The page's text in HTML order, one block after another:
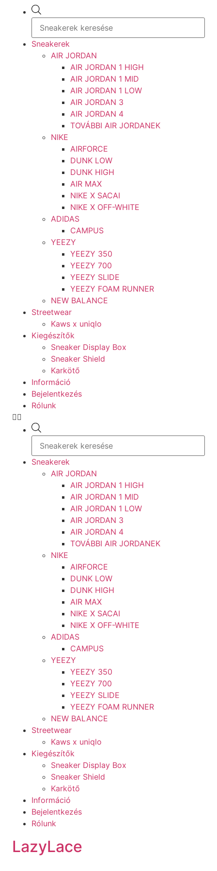
Sneakerek
AIR JORDAN
AIR JORDAN 1 HIGH
AIR JORDAN 1 MID
AIR JORDAN 1 LOW
AIR JORDAN 3
AIR JORDAN 4
TOVÁBBI AIR JORDANEK
NIKE
AIRFORCE
DUNK LOW
DUNK HIGH
AIR MAX
NIKE X SACAI
NIKE X OFF-WHITE
ADIDAS
CAMPUS
YEEZY
YEEZY 350
YEEZY 700
YEEZY SLIDE
YEEZY FOAM RUNNER
NEW BALANCE
Streetwear
Kaws x uniqlo
Kiegészítők
Sneaker Display Box
Sneaker Shield
Karkötő
Információ
Bejelentkezés
Rólunk
Sneakerek
AIR JORDAN
AIR JORDAN 1 HIGH
AIR JORDAN 1 MID
AIR JORDAN 1 LOW
AIR JORDAN 3
AIR JORDAN 4
TOVÁBBI AIR JORDANEK
NIKE
AIRFORCE
DUNK LOW
DUNK HIGH
AIR MAX
NIKE X SACAI
NIKE X OFF-WHITE
ADIDAS
CAMPUS
YEEZY
YEEZY 350
YEEZY 700
YEEZY SLIDE
YEEZY FOAM RUNNER
NEW BALANCE
Streetwear
Kaws x uniqlo
Kiegészítők
Sneaker Display Box
Sneaker Shield
Karkötő
Információ
Bejelentkezés
Rólunk
LazyLace